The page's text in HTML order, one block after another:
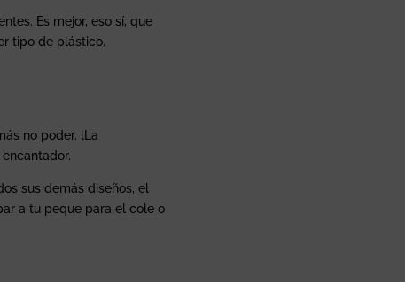
Es mejor, eso sí, que
tipo de plástico.
no poder. lLa
sus demás diseños, el
a tu peque para el cole o